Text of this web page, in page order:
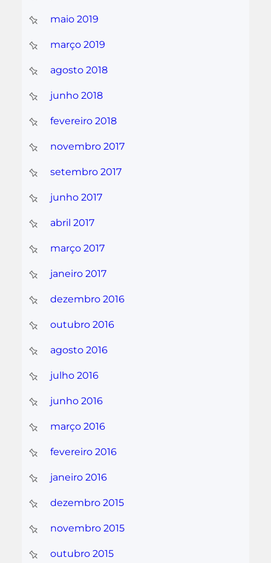
maio 2019
março 2019
agosto 2018
junho 2018
fevereiro 2018
novembro 2017
setembro 2017
junho 2017
abril 2017
março 2017
janeiro 2017
dezembro 2016
outubro 2016
agosto 2016
julho 2016
junho 2016
março 2016
fevereiro 2016
janeiro 2016
dezembro 2015
novembro 2015
outubro 2015